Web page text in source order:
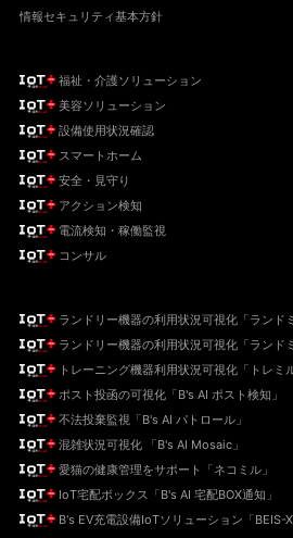
情報セキュリティ基本方針
福祉・介護ソリューション
美容ソリューション
設備使用状況確認
スマートホーム
安全・見守り
アクション検知
電流検知・稼働監視
コンサル
ランドリー機器の利用状況可視化「ランド
ランドリー機器の利用状況可視化「ランド
トレーニング機器利用状況可視化「トレミ
ポスト投函の可視化「B's AI ポスト検知」
不法投棄監視「B's AI パトロール」
混雑状況可視化 「B's AI Mosaic」
愛猫の健康管理をサポート「ネコミル」
IoT宅配ボックス「B's AI 宅配BOX通知」
B's EV充電設備IoTソリューション「BEIS-